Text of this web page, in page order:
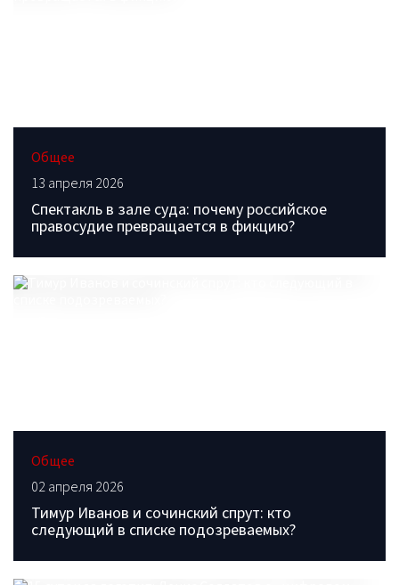
Общее
13 апреля 2026
Спектакль в зале суда: почему российское
правосудие превращается в фикцию?
Общее
02 апреля 2026
Тимур Иванов и сочинский спрут: кто
следующий в списке подозреваемых?